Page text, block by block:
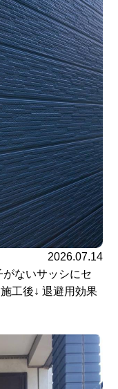
2026.07.14
ないサッシにセ
工後↓ 退避用効果